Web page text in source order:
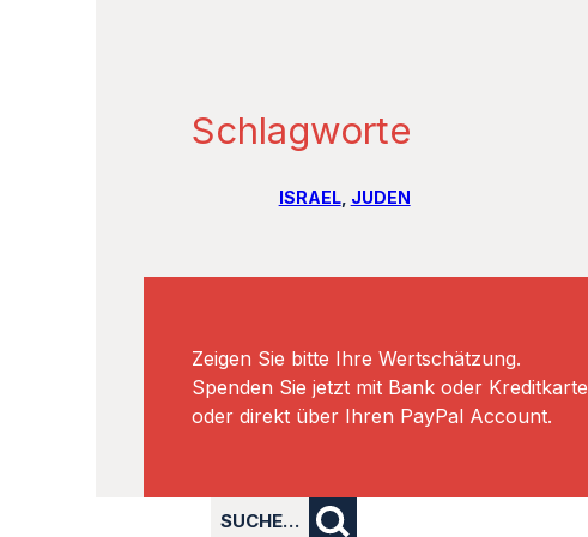
Schlagworte
ISRAEL, JUDEN
Zeigen Sie bitte Ihre Wertschätzung.
Spenden Sie jetzt mit Bank oder Kreditkarte
oder direkt über Ihren PayPal Account.
SUCHE…